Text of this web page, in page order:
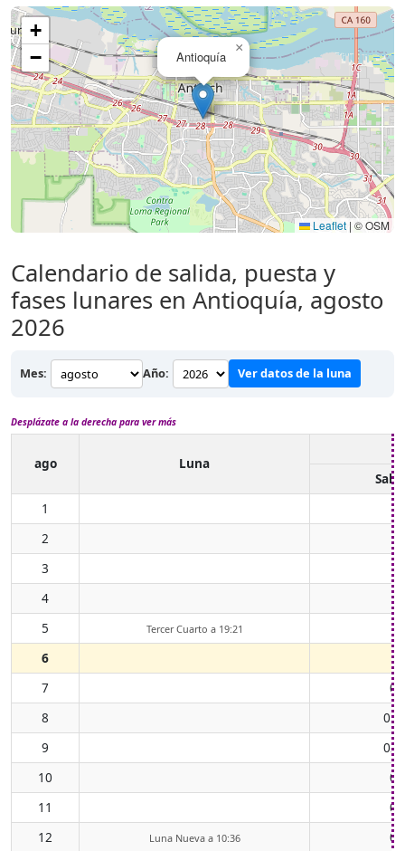
Antioquía
×
+
−
Leaflet | © OSM
Calendario de salida, puesta y
fases lunares en Antioquía, agosto
2026
Mes: Año: Ver datos de la luna
Desplázate a la derecha para ver más
ago
Luna
1
2
3
4
5
Tercer Cuarto a 19:21
6
7
8
9
10
11
12
Luna Nueva a 10:36